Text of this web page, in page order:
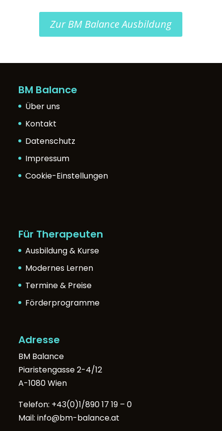
Zur BM Balance Ausbildung
BM Balance
Über uns
Kontakt
Datenschutz
Impressum
Cookie-Einstellungen
Für Therapeuten
Ausbildung & Kurse
Modernes Lernen
Termine & Preise
Förderprogramme
Adresse
BM Balance
Piaristengasse 2-4/12
A-1080 Wien
Telefon: +43(0)1/890 17 19 – 0
Mail:info@bm-balance.at